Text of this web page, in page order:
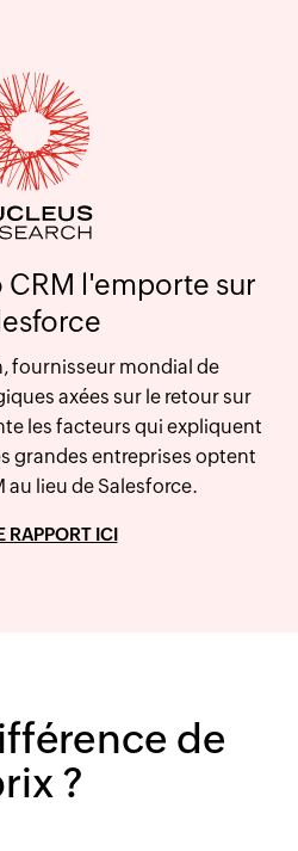
CRM l'emporte sur
fournisseur mondial de
axées sur le retour sur
les facteurs qui expliquent
grandes entreprises optent
au lieu de Salesforce.
RAPPORT ICI
de
?